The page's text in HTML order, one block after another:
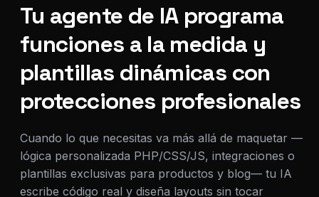
Tu agente de IA programa
funciones a la medida y
plantillas dinámicas con
protecciones profesionales
Cuando lo que necesitas va más allá de maquetar —
lógica personalizada PHP/CSS/JS, integraciones o
plantillas exclusivas para productos y blog— tu IA
escribe código real y diseña layouts sin tocar